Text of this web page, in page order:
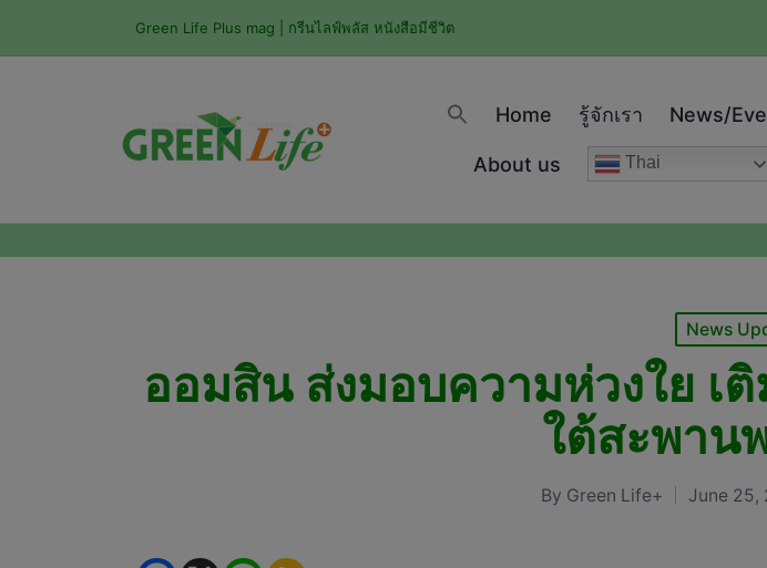
Green Life Plus mag | กรีนไลฟ์พลัส หนังสือมีชีวิต
Home รู้จักเรา News/
About us Thai
Posted
News
ออมสิน ส่งมอบความห่วงใย เ
ใต้สะพาน
Posted
By Green Life+ June 25,